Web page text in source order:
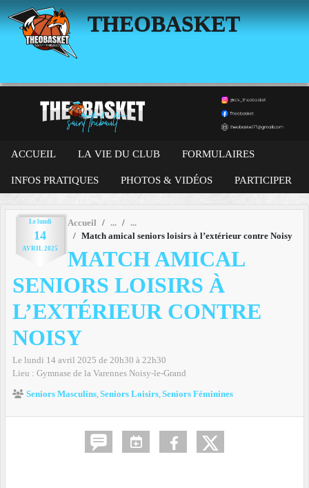
THEOBASKET
ACCUEIL LA VIE DU CLUB FORMULAIRES
INFOS PRATIQUES PHOTOS & VIDÉOS PARTICIPER
Le lundi
14
AVRIL 2025
Accueil
Match amical seniors loisirs à l’extérieur contre Noisy
MATCH AMICAL
SENIORS LOISIRS À
L’EXTÉRIEUR CONTRE
NOISY
Le lundi 14 avril 2025 de 20h30 à 22h30
Lieu : Gymnase de la Varennes Noisy-le-Grand
Seniors Masculins Seniors Loisirs Seniors Féminines
Panneau de gestion des cookies